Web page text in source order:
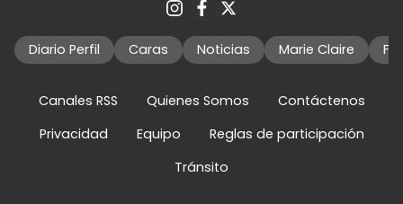
Diario Perfil Caras Noticias Marie Claire
Canales RSS Quienes Somos
Contáctenos
Privacidad
Equipo
Reglas de participación
Tránsito